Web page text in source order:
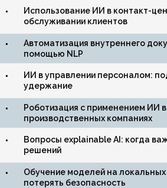
Использование ИИ в контакт-
обслуживании клиентов
Автоматизация внутреннего
помощью NLP
ИИ в управлении персоналом:
удержание
Роботизация с применением ИИ
производственных компаниях
Вопросы explainable AI: когда
решений
Обучение моделей на
потерять безопасность